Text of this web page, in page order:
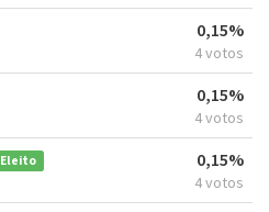
0,15%
4 votos
0,15%
4 votos
Eleito 0,15%
4 votos